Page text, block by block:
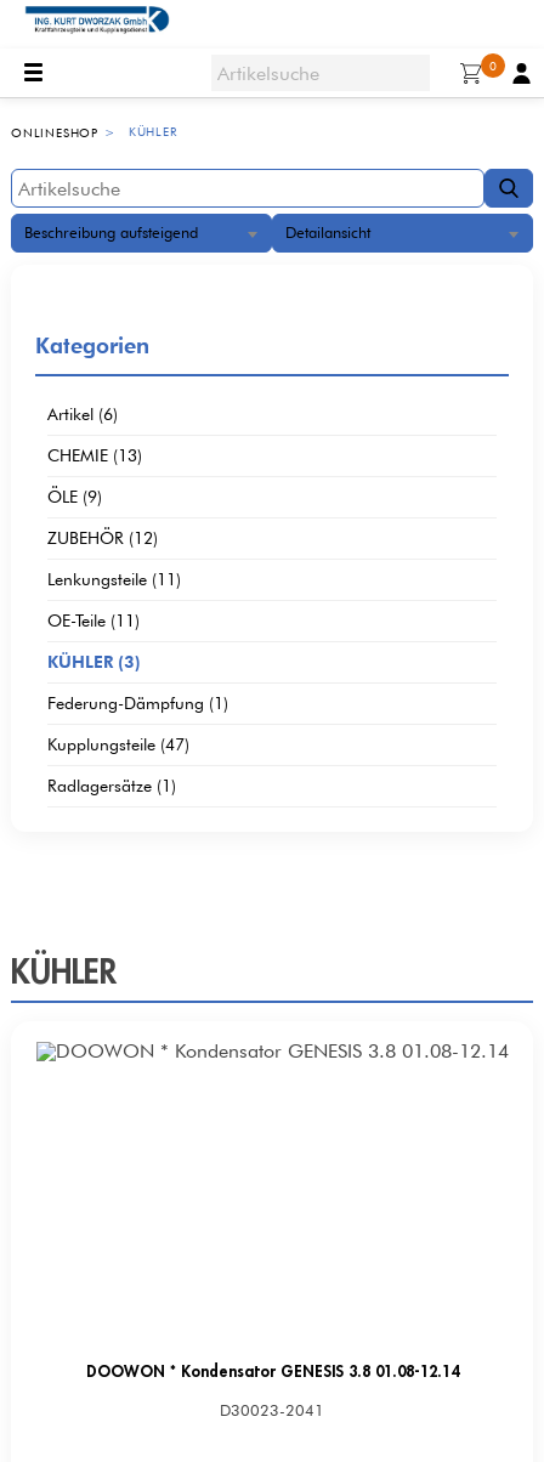
0
ONLINESHOP KÜHLER
Beschreibung aufsteigend Detailansicht
Kategorien
Artikel (6)
CHEMIE (13)
ÖLE (9)
ZUBEHÖR (12)
Lenkungsteile (11)
OE-Teile (11)
KÜHLER (3)
Federung-Dämpfung (1)
Kupplungsteile (47)
Radlagersätze (1)
KÜHLER
DOOWON * Kondensator GENESIS 3.8 01.08-12.14
D30023-2041